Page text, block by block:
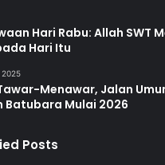
Hari Rabu: Allah SWT
Hari Itu
2025
Menawar, Jalan
Batubara Mulai 2026
Posts